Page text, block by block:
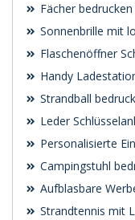
Fächer
Sonnenbrille mit
Flaschenöffner
Handy
Strandball
Leder
Personalisierte
Campingstuhl
Aufblasbare
Strandtennis mit